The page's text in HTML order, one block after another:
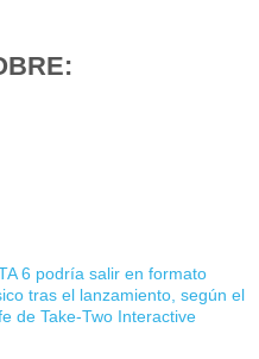
6 podría salir en formato
tras el lanzamiento, según el
de Take-Two Interactive